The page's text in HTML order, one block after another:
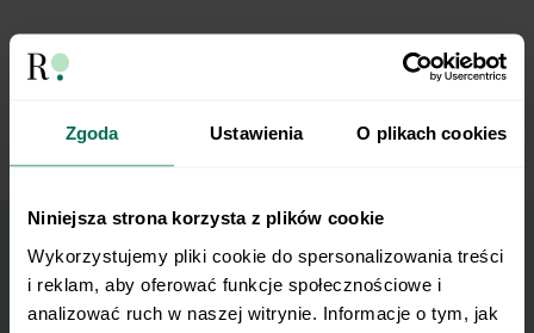
Zgoda Ustawienia O plikach cookies
Niniejsza strona korzysta z plików cookie
Wykorzystujemy pliki cookie do spersonalizowania treści
i reklam, aby oferować funkcje społecznościowe i
analizować ruch w naszej witrynie. Informacje o tym, jak
8
Wstawiamy do lodówki na co najmniej dwie
godziny, aż deser dobrze się schłodzi i połączą
Wyślij przepis na e-mail